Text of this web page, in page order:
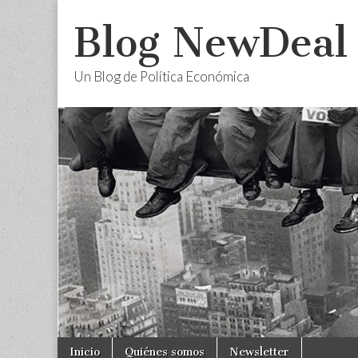
Blog NewDeal
Un Blog de Política Económica
Main
Skip
Inicio Quiénes somos Newsletter